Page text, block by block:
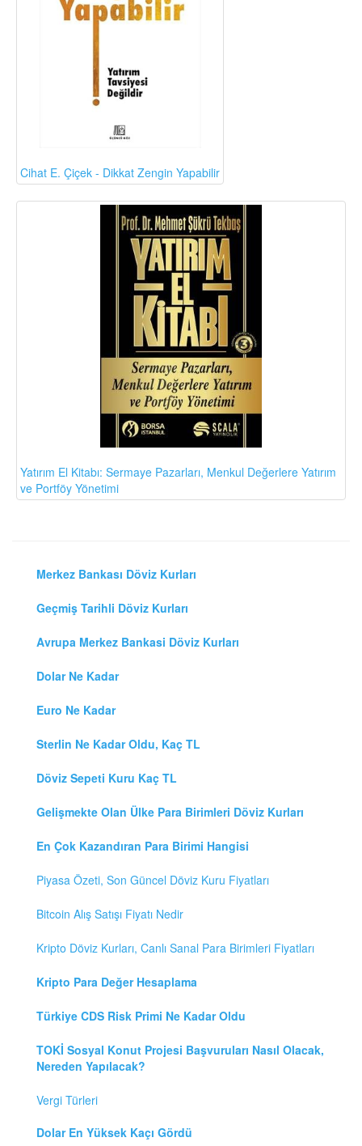
Cihat E. Çiçek - Dikkat Zengin Yapabilir
Yatırım El Kitabı: Sermaye Pazarları, Menkul Değerlere Yatırım
ve Portföy Yönetimi
Merkez Bankası Döviz Kurları
Geçmiş Tarihli Döviz Kurları
Avrupa Merkez Bankasi Döviz Kurları
Dolar Ne Kadar
Euro Ne Kadar
Sterlin Ne Kadar Oldu, Kaç TL
Döviz Sepeti Kuru Kaç TL
Gelişmekte Olan Ülke Para Birimleri Döviz Kurları
En Çok Kazandıran Para Birimi Hangisi
Piyasa Özeti, Son Güncel Döviz Kuru Fiyatları
Bitcoin Alış Satışı Fiyatı Nedir
Kripto Döviz Kurları, Canlı Sanal Para Birimleri Fiyatları
Kripto Para Değer Hesaplama
Türkiye CDS Risk Primi Ne Kadar Oldu
TOKİ Sosyal Konut Projesi Başvuruları Nasıl Olacak,
Nereden Yapılacak?
Vergi Türleri
Dolar En Yüksek Kaçı Gördü